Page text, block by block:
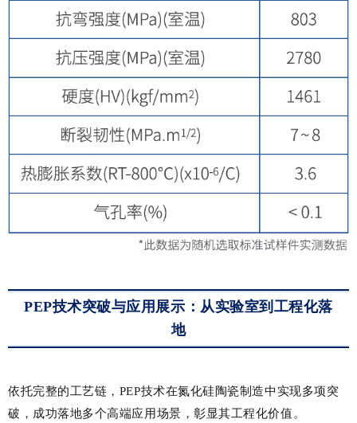
PEP技术突破与应用展示：从实验室到工程化落
地
依托完整的工艺链，PEP技术在氮化硅陶瓷制造中实现多项突
破，成功落地多个高端应用场景，彰显其工程化价值。